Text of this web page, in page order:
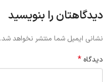
دیدگاهتان را بنویسید
نشانی ایمیل شما منتشر نخواهد شد.
دیدگاه *